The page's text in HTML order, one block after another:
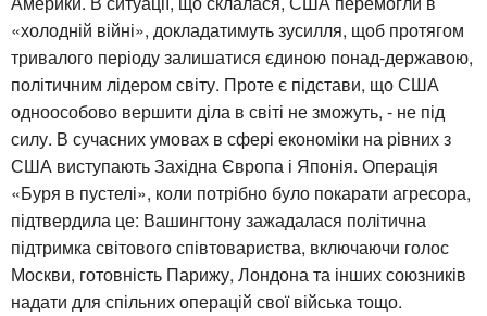
«холодній війні», докладатимуть зусилля, щоб протягом
тривалого періоду залишатися єдиною понад-державою,
політичним лідером світу. Проте є підстави, що США
одноособово вершити діла в світі не зможуть, - не під
силу. В сучасних умовах в сфері економіки на рівних з
США виступають Західна Європа і Японія. Операція
«Буря в пустелі», коли потрібно було покарати агресора,
підтвердила це: Вашингтону зажадалася політична
підтримка світового співтовариства, включаючи голос
Москви, готовність Парижу, Лондона та інших союзників
надати для спільних операцій свої війська тощо.